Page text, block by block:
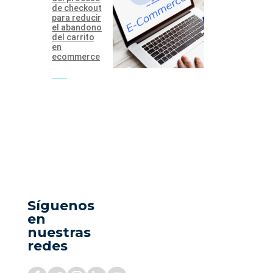
de checkout
para reducir
el abandono
del carrito
en
ecommerce
Síguenos
en
nuestras
redes